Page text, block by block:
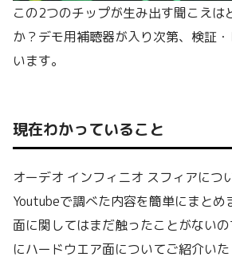
この2つのチップが生み出す聞こえは
か？デモ用補聴器が入り次第、検証
います。
現在わかっていること
オーデオ インフィニオ スフィアにつ
Youtubeで調べた内容を簡単にまとめ
面に関してはまだ触ったことがない
にハードウエア面についてご紹介いた